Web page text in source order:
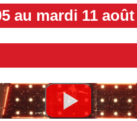
au mardi 11 août